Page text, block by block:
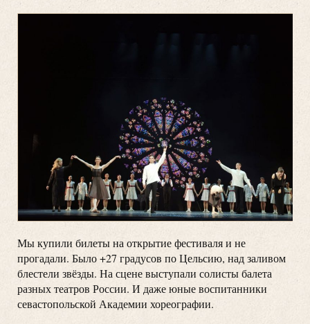
Мы купили билеты на открытие фестиваля и не
прогадали. Было +27 градусов по Цельсию, над заливом
блестели звёзды. На сцене выступали солисты балета
разных театров России. И даже юные воспитанники
севастопольской Академии хореографии.